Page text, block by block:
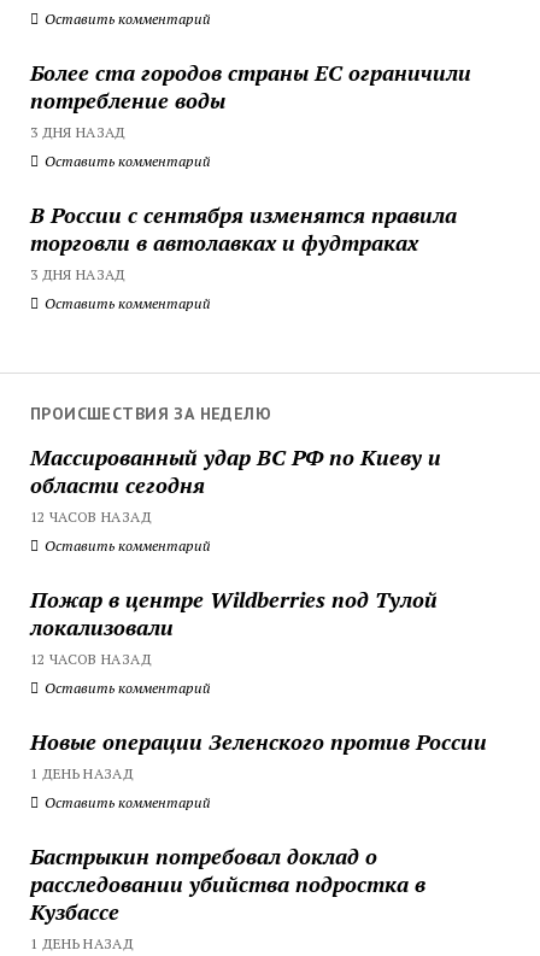
Оставить комментарий
Более ста городов страны ЕС ограничили
потребление воды
3 ДНЯ НАЗАД
Оставить комментарий
В России с сентября изменятся правила
торговли в автолавках и фудтраках
3 ДНЯ НАЗАД
Оставить комментарий
ПРОИСШЕСТВИЯ ЗА НЕДЕЛЮ
Массированный удар ВС РФ по Киеву и
области сегодня
12 ЧАСОВ НАЗАД
Оставить комментарий
Пожар в центре Wildberries под Тулой
локализовали
12 ЧАСОВ НАЗАД
Оставить комментарий
Новые операции Зеленского против России
1 ДЕНЬ НАЗАД
Оставить комментарий
Бастрыкин потребовал доклад о
расследовании убийства подростка в
Кузбассе
1 ДЕНЬ НАЗАД